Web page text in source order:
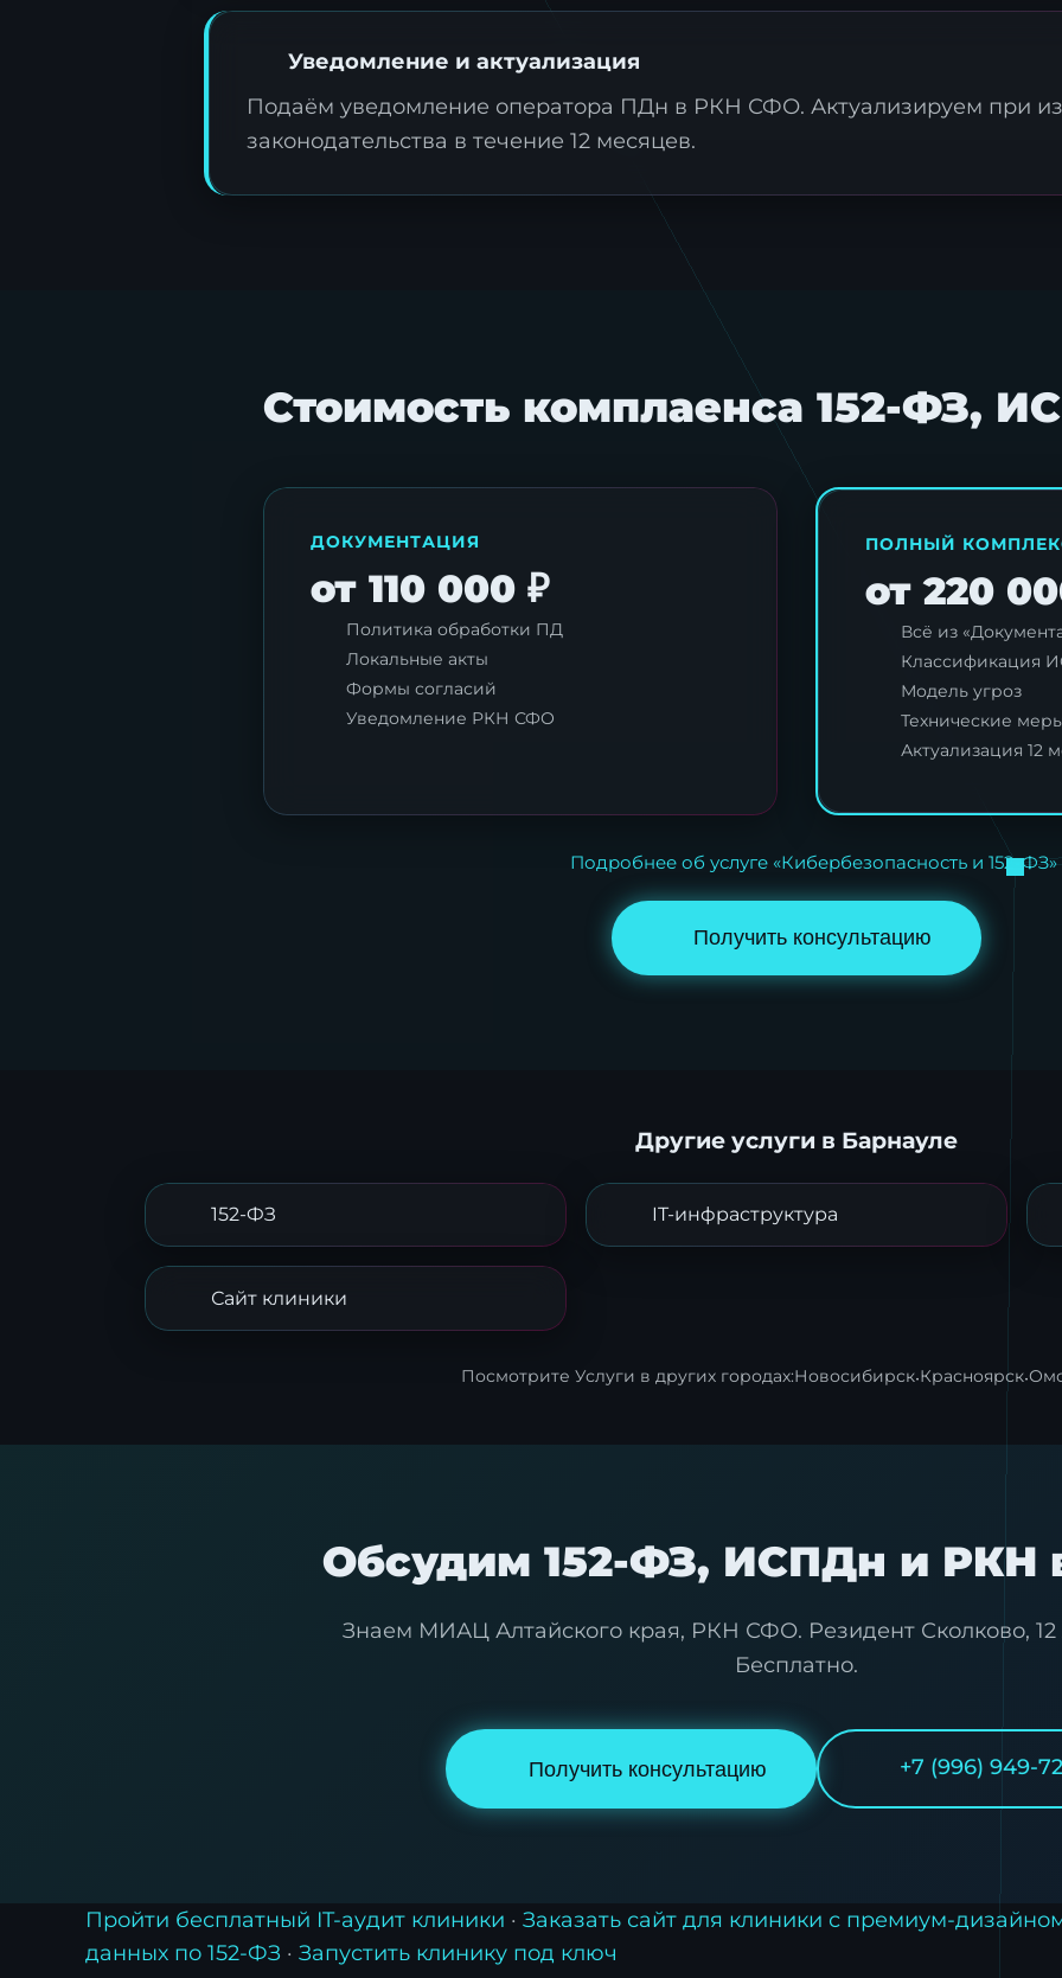
Уведомление и актуализация
Подаём уведомление оператора ПДн в РКН СФО. Актуализируем при
законодательства в течение 12 месяцев.
Стоимость комплаенса 152-ФЗ,
ДОКУМЕНТАЦИЯ
от 110 000 ₽
Политика обработки ПД
Локальные акты
Формы согласий
Уведомление РКН СФО
ПОЛНЫЙ
от 220
Всё из
Классификация
Модель угроз
Технические
Актуализация 12
Подробнее об услуге «Кибербезопасность и 152-ФЗ»
Получить консультацию
Другие услуги в Барнауле
152-ФЗ IT-инфраструктура
Сайт клиники
Посмотрите Услуги в других городах:Новосибирск·Красноярск·
Обсудим 152-ФЗ, ИСПДн и РКН
Знаем МИАЦ Алтайского края, РКН СФО. Резидент Сколково, 12
Бесплатно.
Получить консультацию +7 (996) 949-
Пройти бесплатный IT-аудит клиники · Заказать сайт для клиники с премиум-
данных по 152-ФЗ · Запустить клинику под ключ
Заявка на стратегию
цифровизации
Оставьте контакты, и наш эксперт свяжется с
для подготовки индивидуального плана
политикой обработки персональных